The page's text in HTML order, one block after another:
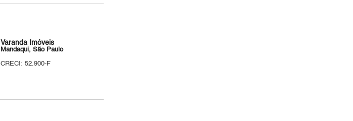
Varanda Imóveis
Mandaqui, São Paulo
CRECI: 52.900-F